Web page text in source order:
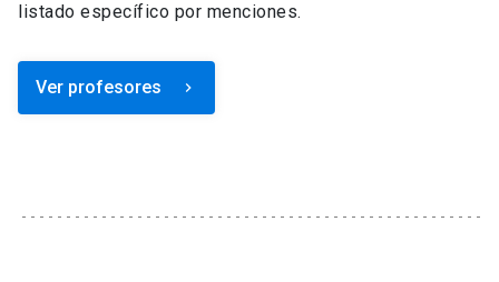
listado específico por menciones.
Ver profesores keyboard_arrow_right